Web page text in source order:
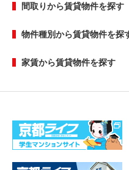
間取りから賃貸物件を探す
物件種別から賃貸物件を探
家賃から賃貸物件を探す